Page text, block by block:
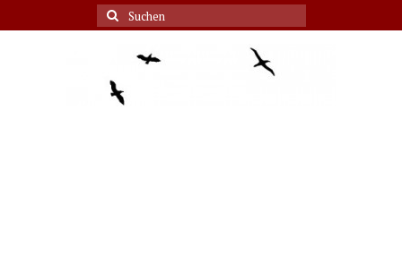
Suche
nach: